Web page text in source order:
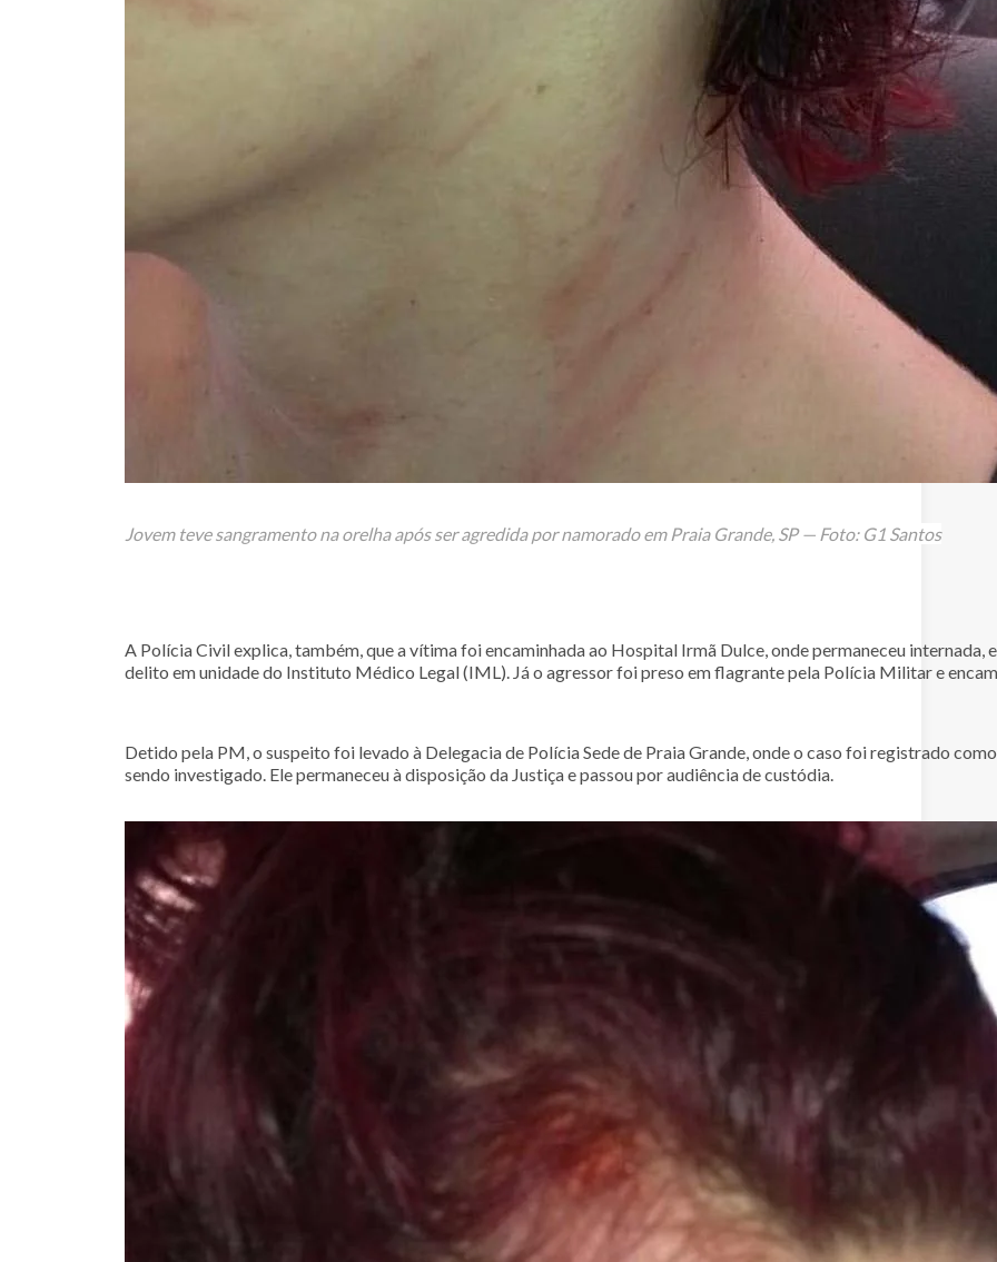
Jovem teve sangramento na orelha após ser agredida por namorado em Praia Grande, SP — Foto: G1 Santos
A Polícia Civil explica, também, que a vítima foi encaminhada ao Hospital Irmã Dulce, onde permaneceu internada,
delito em unidade do Instituto Médico Legal (IML). Já o agressor foi preso em flagrante pela Polícia Militar e
Detido pela PM, o suspeito foi levado à Delegacia de Polícia Sede de Praia Grande, onde o caso foi registrado
sendo investigado. Ele permaneceu à disposição da Justiça e passou por audiência de custódia.